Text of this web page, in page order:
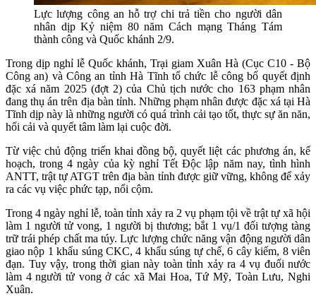
Lực lượng công an hỗ trợ chi trả tiền cho người dân
nhân dịp Kỷ niệm 80 năm Cách mạng Tháng Tám
thành công và Quốc khánh 2/9.
Trong dịp nghỉ lễ Quốc khánh, Trại giam Xuân Hà (Cục C10 - Bộ
Công an) và Công an tỉnh Hà Tĩnh tổ chức lễ công bố quyết định
đặc xá năm 2025 (đợt 2) của Chủ tịch nước cho 163 phạm nhân
đang thụ án trên địa bàn tỉnh. Những phạm nhân được đặc xá tại Hà
Tĩnh dịp này là những người có quá trình cải tạo tốt, thực sự ăn năn,
hối cải và quyết tâm làm lại cuộc đời.
Từ việc chủ động triển khai đồng bộ, quyết liệt các phương án, kế
hoạch, trong 4 ngày của kỳ nghỉ Tết Độc lập năm nay, tình hình
ANTT, trật tự ATGT trên địa bàn tỉnh được giữ vững, không để xảy
ra các vụ việc phức tạp, nổi cộm.
Trong 4 ngày nghỉ lễ, toàn tỉnh xảy ra 2 vụ phạm tội về trật tự xã hội
làm 1 người tử vong, 1 người bị thương; bắt 1 vụ/1 đối tượng tàng
trữ trái phép chất ma túy. Lực lượng chức năng vận động người dân
giao nộp 1 khẩu súng CKC, 4 khẩu súng tự chế, 6 cây kiếm, 8 viên
đạn. Tuy vậy, trong thời gian này toàn tỉnh xảy ra 4 vụ đuối nước
làm 4 người tử vong ở các xã Mai Hoa, Tứ Mỹ, Toàn Lưu, Nghi
Xuân.